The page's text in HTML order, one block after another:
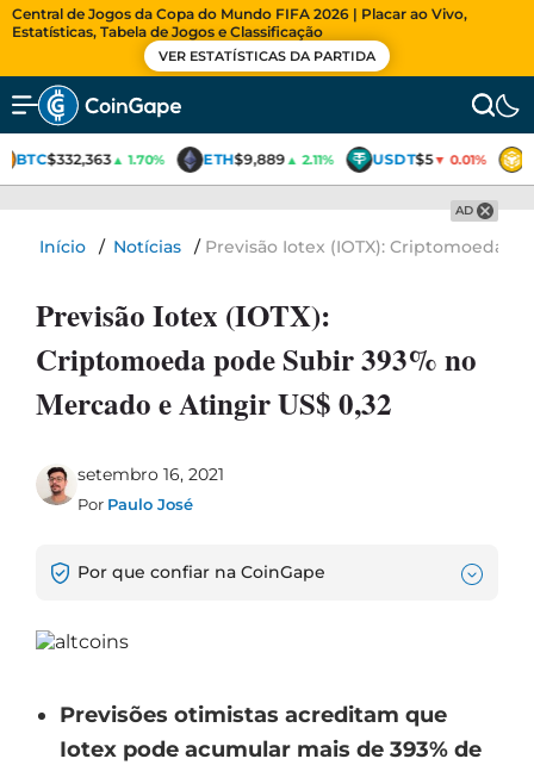
Central de Jogos da Copa do Mundo FIFA 2026 | Placar ao Vivo,
Estatísticas, Tabela de Jogos e Classificação
VER ESTATÍSTICAS DA PARTIDA
BTC$332,363▲ 1.70% ETH$9,889▲ 2.11% USDT$5▼ 0.01%
AD
Início / Notícias / Previsão Iotex (IOTX): Criptomoeda
Previsão Iotex (IOTX):
Criptomoeda pode Subir 393% no
Mercado e Atingir US$ 0,32
setembro 16, 2021
Por Paulo José
Por que confiar na CoinGape
Previsões otimistas acreditam que
Iotex pode acumular mais de 393% de